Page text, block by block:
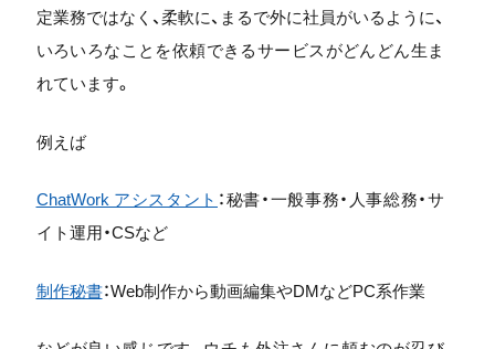
定業務ではなく、柔軟に、まるで外に社員がいるように、
いろいろなことを依頼できるサービスがどんどん生ま
れています。
例えば
ChatWork アシスタント ：秘書・一般事務・人事総務・サ
イト運用・CSなど
制作秘書：Web制作から動画編集やDMなどPC系作業